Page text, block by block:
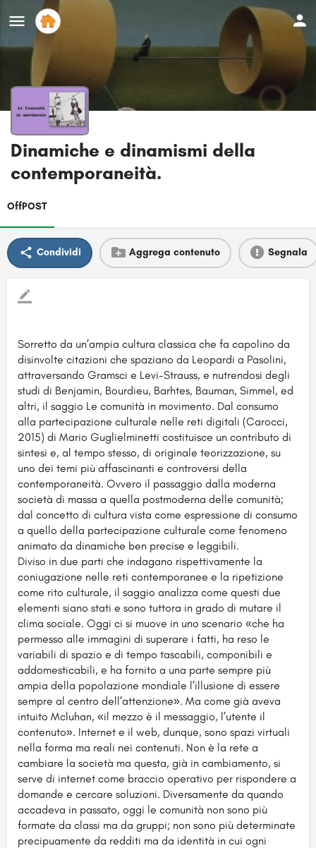
Dinamiche e dinamismi della
contemporaneità.
OffPOST
Condividi Aggrega contenuto Segnala
Sorretto da un’ampia cultura classica che fa capolino da
disinvolte citazioni che spaziano da Leopardi a Pasolini,
attraversando Gramsci e Levi-Strauss, e nutrendosi degli
studi di Benjamin, Bourdieu, Barhtes, Bauman, Simmel, ed
altri, il saggio Le comunità in movimento. Dal consumo
alla partecipazione culturale nelle reti digitali (Carocci,
2015) di Mario Guglielminetti costituisce un contributo di
sintesi e, al tempo stesso, di originale teorizzazione, su
uno dei temi più affascinanti e controversi della
contemporaneità. Ovvero il passaggio dalla moderna
società di massa a quella postmoderna delle comunità;
dal concetto di cultura vista come espressione di consumo
a quello della partecipazione culturale come fenomeno
animato da dinamiche ben precise e leggibili.
Diviso in due parti che indagano rispettivamente la
coniugazione nelle reti contemporanee e la ripetizione
come rito culturale, il saggio analizza come questi due
elementi siano stati e sono tuttora in grado di mutare il
clima sociale. Oggi ci si muove in uno scenario «che ha
permesso alle immagini di superare i fatti, ha reso le
variabili di spazio e di tempo tascabili, componibili e
addomesticabili, e ha fornito a una parte sempre più
ampia della popolazione mondiale l’illusione di essere
sempre al centro dell’attenzione». Ma come già aveva
intuito Mcluhan, «il mezzo è il messaggio, l’utente il
contenuto». Internet e il web, dunque, sono spazi virtuali
nella forma ma reali nei contenuti. Non è la rete a
cambiare la società ma questa, già in cambiamento, si
serve di internet come braccio operativo per rispondere a
domande e cercare soluzioni. Diversamente da quando
accadeva in passato, oggi le comunità non sono più
formate da classi ma da gruppi; non sono più determinate
precipuamente da redditi ma da identità in cui ogni